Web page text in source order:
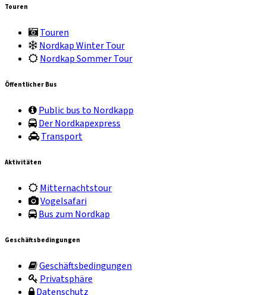
Touren
Touren
Nordkap Winter Tour
Nordkap Sommer Tour
Öffentlicher Bus
Public bus to Nordkapp
Der Nordkapexpress
Transport
Aktivitäten
Mitternachtstour
Vogelsafari
Bus zum Nordkap
Geschäftsbedingungen
Geschäftsbedingungen
Privatsphäre
Datenschutz